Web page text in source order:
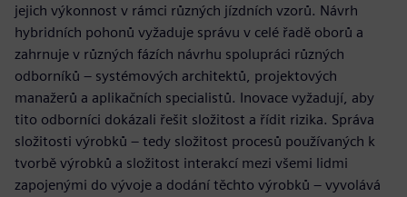
jejich výkonnost v rámci různých jízdních vzorů. Návrh
hybridních pohonů vyžaduje správu v celé řadě oborů a
zahrnuje v různých fázích návrhu spolupráci různých
odborníků – systémových architektů, projektových
manažerů a aplikačních specialistů. Inovace vyžadují, aby
tito odborníci dokázali řešit složitost a řídit rizika. Správa
složitosti výrobků – tedy složitost procesů používaných k
tvorbě výrobků a složitost interakcí mezi všemi lidmi
zapojenými do vývoje a dodání těchto výrobků – vyvolává